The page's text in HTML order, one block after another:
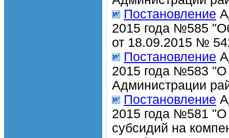
Постановление
2015 года №585
от 18.09.2015 №
Постановление
2015 года №583 "О
Администрации
Постановление
2015 года №581 "О
субсидий на